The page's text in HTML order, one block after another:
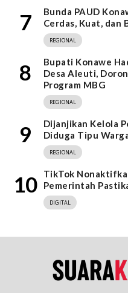
7
Bunda PAUD
Cerdas, Kuat, dan
REGIONAL
8
Bupati Konawe
Desa Aleuti,
Program MBG
REGIONAL
9
Dijanjikan Kelola
Diduga Tipu
REGIONAL
10
TikTok
Pemerintah
DIGITAL